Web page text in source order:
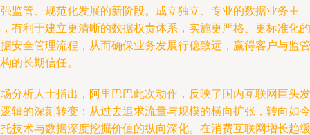
监管、规范化发展的新阶段。成立独立、专业的数据业务主
有利于建立更清晰的数据权责体系，实施更严格、更标准化的
安全管理流程，从而确保业务发展行稳致远，赢得客户与监管
的长期信任。
分析人士指出，阿里巴巴此次动作，反映了国内互联网巨头发
辑的深刻转变：从过去追求流量与规模的横向扩张，转向如今
技术与数据深度挖掘价值的纵向深化。在消费互联网增长趋缓